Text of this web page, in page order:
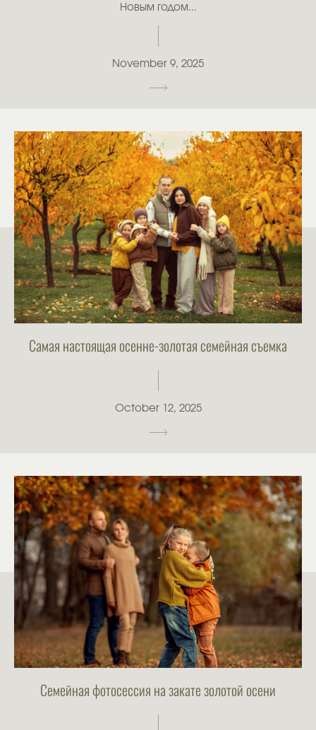
Новым годом...
November 9, 2025
Самая настоящая осенне-золотая семейная съемка
October 12, 2025
Семейная фотосессия на закате золотой осени